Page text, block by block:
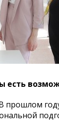
прошлом